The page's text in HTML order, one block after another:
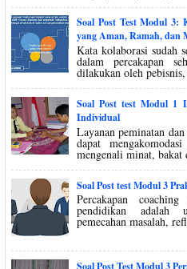
Soal Post Test Modul 3:
yang Aman, Ramah, dan
Kata kolaborasi sudah
dalam percakapan
dilakukan oleh
Soal Post test Modul 1
Individual
Layanan peminatan
dapat
mengenali minat, bakat
Soal Post test Modul 3
Percakapan
pendidikan adalah
pemecahan masalah,